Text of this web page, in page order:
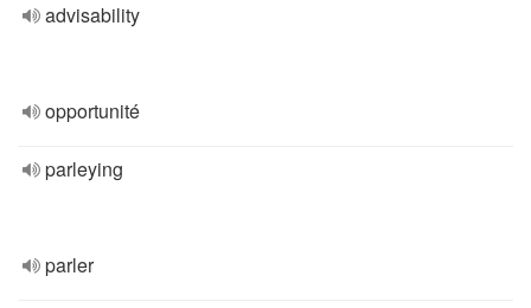
advisability
opportunité
parleying
parler